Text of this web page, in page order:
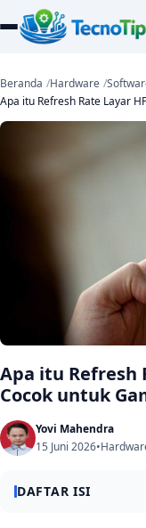
Beranda Hardware
Apa itu Refresh Rate Layar
Apa itu Refresh
Cocok untuk
Yovi Mahendra
15 Juni 2026•
DAFTAR ISI